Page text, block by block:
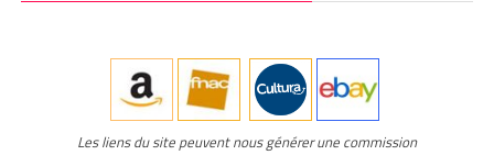
Les liens du site peuvent nous générer une commission